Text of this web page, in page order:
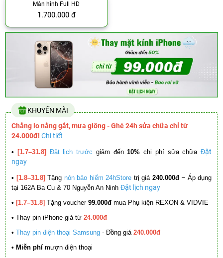
Màn hình Full HD
1.700.000 đ
KHUYẾN MÃI
Chẳng lo nắng gắt, mưa giông - Ghé 24h sửa chữa chỉ từ
24.000đ! Chi tiết
• [1.7–31.8] Đặt lịch trước giảm đến10% chi phí sửa chữa Đặt
ngay
• [1.8–31.8] Tặng nón bảo hiểm 24hStore trị giá 240.000đ – Áp dụng
tại 162A Ba Cu & 70 Nguyễn An Ninh Đặt lịch ngay
• [1.7–31.8] Tặng voucher 99.000đ mua Phụ kiện REXON & VIDVIE
• Thay pin iPhone giá từ 24.000đ
• Thay pin điện thoại Samsung - Đồng giá 240.000đ
• Miễn phí mượn điện thoại